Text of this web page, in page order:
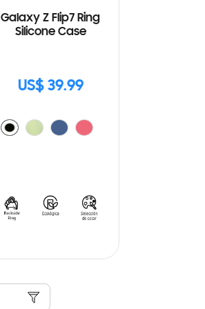
Galaxy Z Flip7 Ring
Silicone Case
US$ 39.99